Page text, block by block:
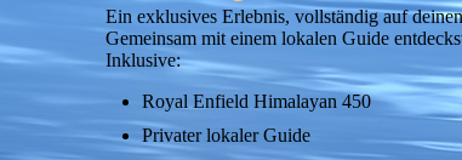
Ein exklusives Erlebnis, vollständig auf
Gemeinsam mit einem lokalen Guide
Inklusive:
Royal Enfield Himalayan 450
Privater lokaler Guide